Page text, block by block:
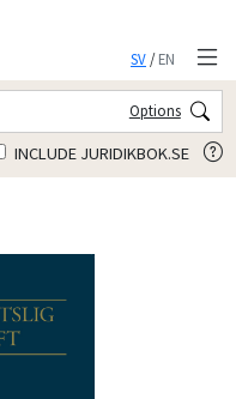
SV/EN
Options
INCLUDE JURIDIKBOK.SE